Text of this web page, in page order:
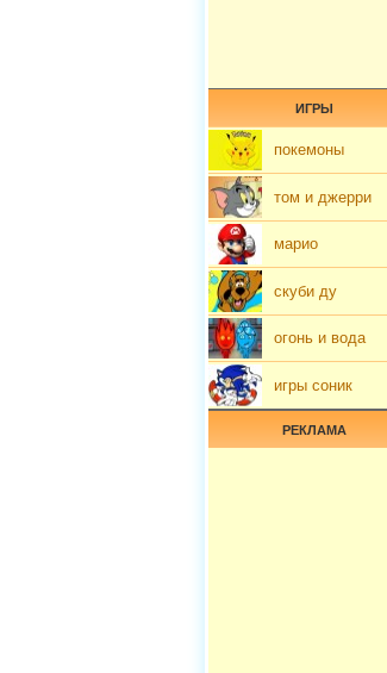
ИГРЫ
покемоны
том и джерри
марио
скуби ду
огонь и вода
игры соник
РЕКЛАМА